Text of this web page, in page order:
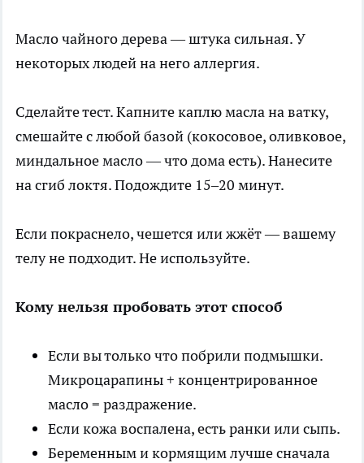
Масло чайного дерева — штука сильная. У
некоторых людей на него аллергия.
Сделайте тест. Капните каплю масла на ватку,
смешайте с любой базой (кокосовое, оливковое,
миндальное масло — что дома есть). Нанесите
на сгиб локтя. Подождите 15–20 минут.
Если покраснело, чешется или жжёт — вашему
телу не подходит. Не используйте.
Кому нельзя пробовать этот способ
Если вы только что побрили подмышки.
Микроцарапины + концентрированное
масло = раздражение.
Если кожа воспалена, есть ранки или сыпь.
Беременным и кормящим лучше сначала